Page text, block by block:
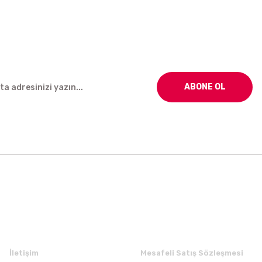
ABONE OL
İletişim Mesafeli Satış Sözleşmesi